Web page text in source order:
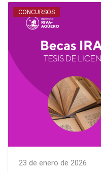
CONCURSOS
23 de enero de 2026